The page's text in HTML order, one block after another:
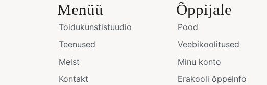
Menüü
Toidukunstistuudio
Teenused
Meist
Kontakt
Õppijale
Pood
Veebikoolitused
Minu konto
Erakooli õppeinfo